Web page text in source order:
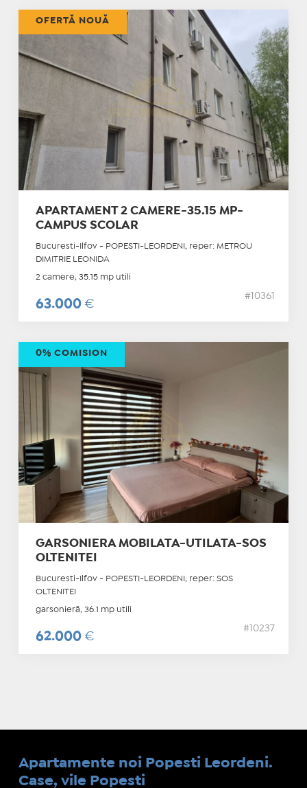
APARTAMENT 2 CAMERE-35.15 MP-
CAMPUS SCOLAR
Bucuresti-Ilfov - POPESTI-LEORDENI, reper: METROU
DIMITRIE LEONIDA
2 camere, 35.15 mp utili
63.000 €
#10361
OFERTĂ NOUĂ
GARSONIERA MOBILATA-UTILATA-SOS
OLTENITEI
Bucuresti-Ilfov - POPESTI-LEORDENI, reper: SOS
OLTENITEI
garsonieră, 36.1 mp utili
62.000 €
#10237
0% COMISION
Apartamente noi Popesti Leordeni.
Case, vile Popesti